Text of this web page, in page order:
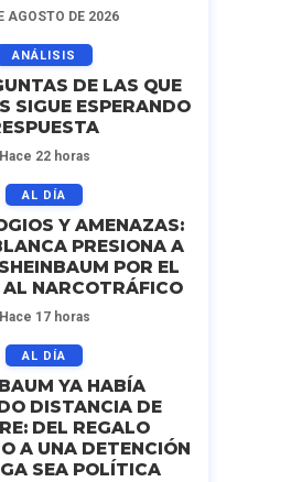
AGOSTO DE 2026
ANÁLISIS
DE LAS QUE
SIGUE ESPERANDO
Hace 22 horas
AL DÍA
Y AMENAZAS:
PRESIONA A
POR EL
NARCOTRÁFICO
Hace 17 horas
AL DÍA
YA HABÍA
DISTANCIA DE
DEL REGALO
A UNA DETENCIÓN
SEA POLÍTICA